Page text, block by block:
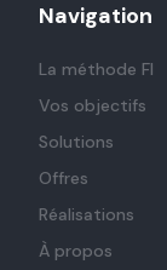
Navigation
La méthode FI
Vos objectifs
Solutions
Offres
Réalisations
À propos